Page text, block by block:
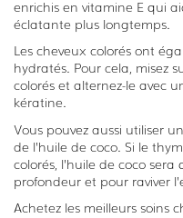
enrichis en vitamine E qui
éclatante plus longtemps.
Les cheveux colorés ont
hydratés. Pour cela, misez
colorés et alternez-le avec
kératine.
Vous pouvez aussi utiliser
de l’huile de coco. Si le
colorés, l’huile de coco
profondeur et pour raviver
Achetez les meilleurs soins